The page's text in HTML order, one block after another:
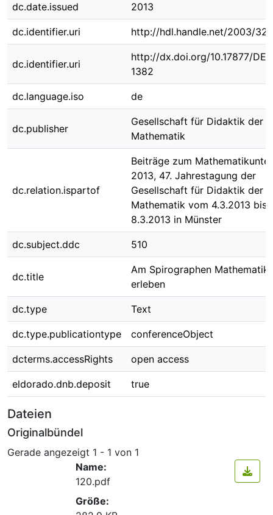
dc.date.issued 2013
dc.identifier.uri http://hdl.handle.net/2003/
dc.identifier.uri
http://dx.doi.org/10.17877/
1382
dc.language.iso de
dc.publisher
Gesellschaft für Didaktik der
Mathematik
dc.relation.ispartof
Beiträge zum
2013, 47. Jahrestagung der
Gesellschaft für Didaktik der
Mathematik vom 4.3.2013 bis
8.3.2013 in Münster
dc.subject.ddc 510
dc.title
Am Spirographen Mathematik
erleben
dc.type Text
dc.type.publicationtype conferenceObject
dcterms.accessRights open access
eldorado.dnb.deposit true
Dateien
Originalbündel
Gerade angezeigt 1 - 1 von 1
Name:
120.pdf
Größe: